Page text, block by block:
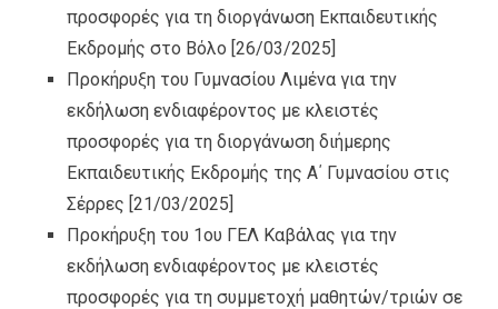
προσφορές για τη διοργάνωση Εκπαιδευτικής
Εκδρομής στο Βόλο [26/03/2025]
Προκήρυξη του Γυμνασίου Λιμένα για την
εκδήλωση ενδιαφέροντος με κλειστές
προσφορές για τη διοργάνωση διήμερης
Εκπαιδευτικής Εκδρομής της Α΄ Γυμνασίου στις
Σέρρες [21/03/2025]
Προκήρυξη του 1ου ΓΕΛ Καβάλας για την
εκδήλωση ενδιαφέροντος με κλειστές
προσφορές για τη συμμετοχή μαθητών/τριών σε